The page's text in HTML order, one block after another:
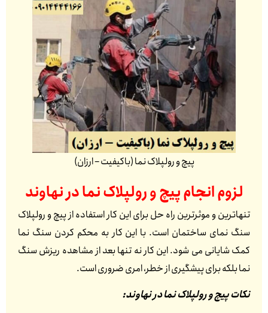
پیچ و رولپلاک نما (باکیفیت – ارزان)
لزوم انجام پیچ و رولپلاک نما درنهاوند
تنهاترین و موثرترین راه حل برای این کار استفاده از پیچ و رولپلاک
سنگ نمای ساختمان است. با این کار به محکم کردن سنگ نما
کمک شایانی می شود. این کار نه تنها بعد از مشاهده ریزش سنگ
نما بلکه برای پیشگیری از خطر، امری ضروری است.
نکات پیچ و رولپلاک نما در نهاوند: